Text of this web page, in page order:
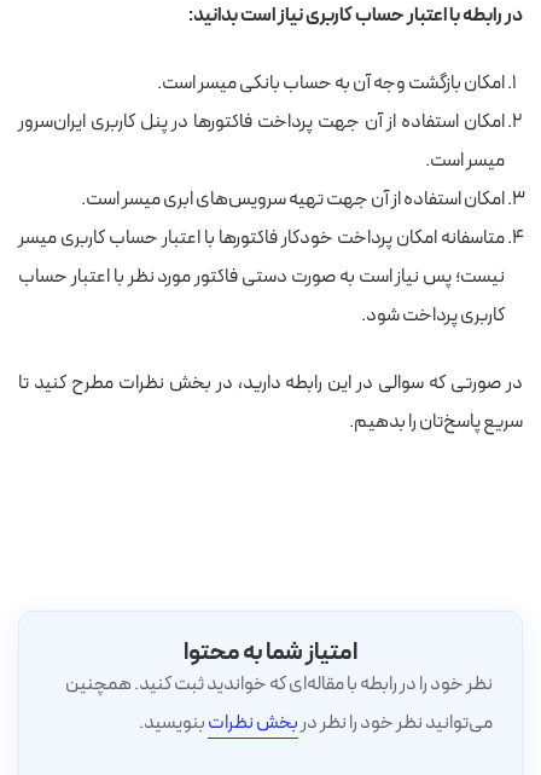
در رابطه با اعتبار حساب کاربری نیاز است بدانید:
امکان بازگشت وجه آن به حساب بانکی میسر است.
امکان استفاده از آن جهت پرداخت فاکتورها در پنل کاربری ایران‌سرور
میسر است.
امکان استفاده از آن جهت تهیه سرویس‌های ابری میسر است.
متاسفانه امکان پرداخت خودکار فاکتورها با اعتبار حساب کاربری میسر
نیست؛ پس نیاز است به صورت دستی فاکتور مورد نظر با اعتبار حساب
کاربری پرداخت شود.
در صورتی که سوالی در این رابطه دارید، در بخش نظرات مطرح کنید تا
سریع پاسخ‌تان را بدهیم.
امتیاز شما به محتوا
نظر خود را در رابطه با مقاله‌ای که خواندید ثبت کنید. همچنین
می‌توانید نظر خود را نظر دربخش نظراتبنویسید.